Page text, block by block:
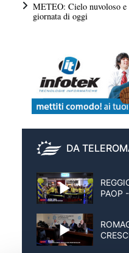
METEO: Cielo nuvoloso e
giornata di oggi
DA
PAOP